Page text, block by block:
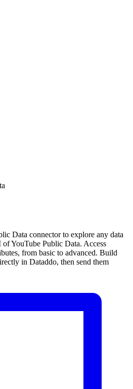
Data connector to explore any data
YouTube Public Data. Access
from basic to advanced. Build
in Dataddo, then send them